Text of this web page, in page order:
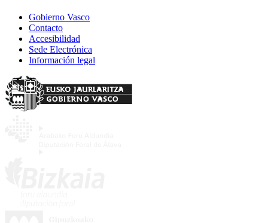
Gobierno Vasco
Contacto
Accesibilidad
Sede Electrónica
Información legal